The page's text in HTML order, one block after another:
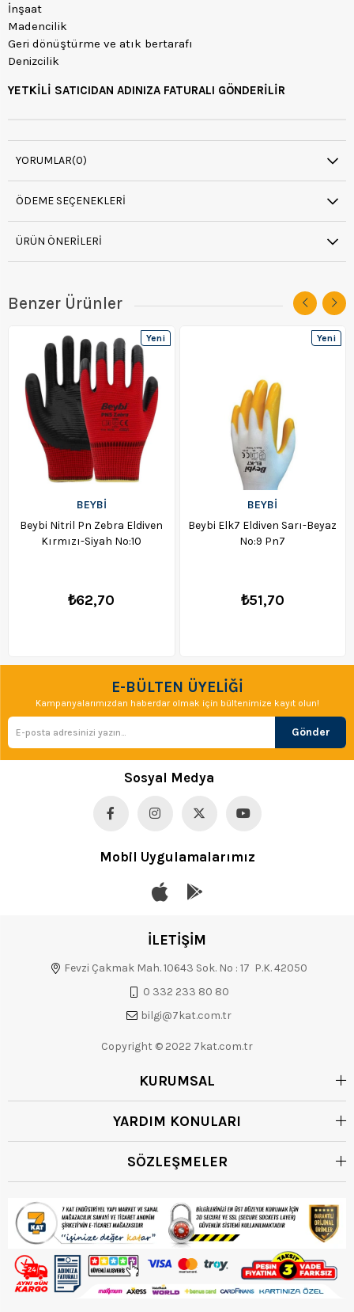
İnşaat
Madencilik
Geri dönüştürme ve atık bertarafı
Denizcilik
YETKİLİ SATICIDAN ADINIZA FATURALI GÖNDERİLİR
YORUMLAR(0)
ÖDEME SEÇENEKLERI
ÜRÜN ÖNERILERI
Benzer Ürünler
BEYBİ
Beybi Nitril Pn Zebra Eldiven
Kırmızı-Siyah No:10
₺62,70
Yeni
BEYBİ
Beybi Elk7 Eldiven Sarı-Beyaz
No:9 Pn7
₺51,70
Yeni
E-BÜLTEN ÜYELİĞİ
Kampanyalarımızdan haberdar olmak için bültenimize kayıt olun!
Gönder
Sosyal Medya
Mobil Uygulamalarımız
İLETİŞİM
Fevzi Çakmak Mah. 10643 Sok. No : 17 P.K. 42050
0 332 233 80 80
bilgi@7kat.com.tr
Copyright © 2022 7kat.com.tr
KURUMSAL
YARDIM KONULARI
SÖZLEŞMELER